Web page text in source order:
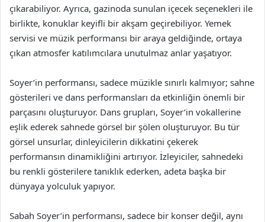
çıkarabiliyor. Ayrıca, gazinoda sunulan içecek seçenekleri ile
birlikte, konuklar keyifli bir akşam geçirebiliyor. Yemek
servisi ve müzik performansı bir araya geldiğinde, ortaya
çıkan atmosfer katılımcılara unutulmaz anlar yaşatıyor.
Soyer’in performansı, sadece müzikle sınırlı kalmıyor; sahne
gösterileri ve dans performansları da etkinliğin önemli bir
parçasını oluşturuyor. Dans grupları, Soyer’in vokallerine
eşlik ederek sahnede görsel bir şölen oluşturuyor. Bu tür
görsel unsurlar, dinleyicilerin dikkatini çekerek
performansın dinamikliğini artırıyor. İzleyiciler, sahnedeki
bu renkli gösterilere tanıklık ederken, adeta başka bir
dünyaya yolculuk yapıyor.
Sabah Soyer’in performansı, sadece bir konser değil, aynı